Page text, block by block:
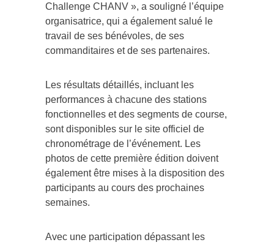
Challenge CHANV », a souligné l’équipe
organisatrice, qui a également salué le
travail de ses bénévoles, de ses
commanditaires et de ses partenaires.
Les résultats détaillés, incluant les
performances à chacune des stations
fonctionnelles et des segments de course,
sont disponibles sur le site officiel de
chronométrage de l’événement. Les
photos de cette première édition doivent
également être mises à la disposition des
participants au cours des prochaines
semaines.
Avec une participation dépassant les